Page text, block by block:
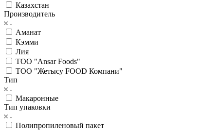
Казахстан
Производитель
Аманат
Кэмми
Лия
ТОО "Ansar Foods"
ТОО "Жетысу FOOD Компани"
Тип
Макаронные
Тип упаковки
Полипропиленовый пакет